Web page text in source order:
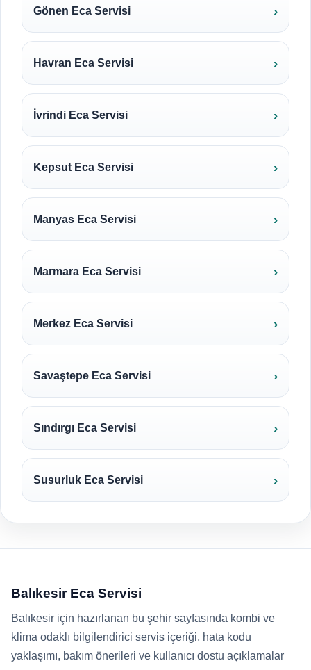
Gönen Eca Servisi
Havran Eca Servisi
İvrindi Eca Servisi
Kepsut Eca Servisi
Manyas Eca Servisi
Marmara Eca Servisi
Merkez Eca Servisi
Savaştepe Eca Servisi
Sındırgı Eca Servisi
Susurluk Eca Servisi
Balıkesir Eca Servisi
Balıkesir için hazırlanan bu şehir sayfasında kombi ve
klima odaklı bilgilendirici servis içeriği, hata kodu
yaklaşımı, bakım önerileri ve kullanıcı dostu açıklamalar